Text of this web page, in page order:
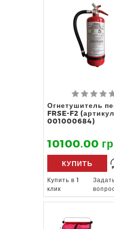
Огнетушитель
FRSE-F2
001000684)
10100.00
КУПИТЬ
Купить в 1
клик